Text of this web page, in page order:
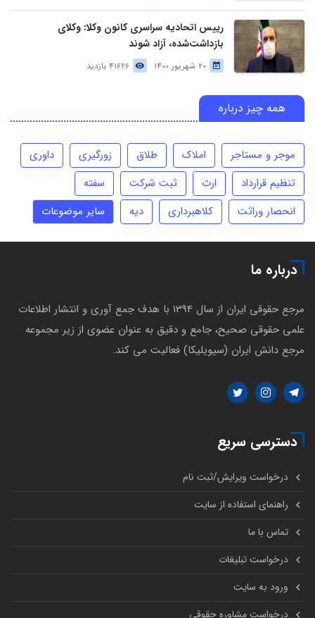
رییس اتحادیه سراسری کانون وکلا: وکلای
بازداشت‌شده، آزاد شوند
20 شهریور 1400 41626 بازدید
همه چیز درباره
موجر و مستاجر املاک طلاق زورگیری
داوری
تنظیم قرارداد
ارث ثبت شرکت
سفته
انحصار وراثت
کلاهبرداری دیه سایر موضوعات
درباره ما
مرجع حقوقی ایران از سال 1394 با هدف جمع آوری و انتشار اطلاعات
علمی حقوقی صحیح، جامع و دقیق به عنوان عضوی از زیر مجموعه
مرجع دانش ایران (سیویلیکا) فعالیت می کند.
دسترسی سریع
درخواست ویرایش/ثبت نام
راهنمای استفاده از سایت
تماس با ما
درخواست تبلیغات
ورود به سایت
درخواست مشاوره حقوقی